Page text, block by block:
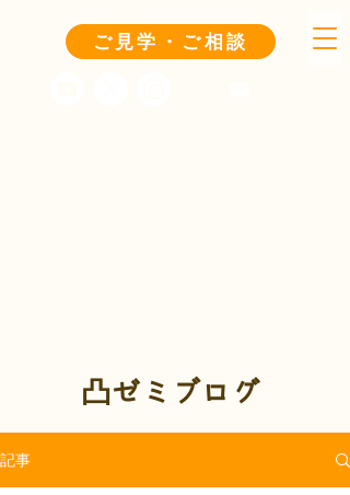
ご見学・ご相談
凸ゼミブログ
記事